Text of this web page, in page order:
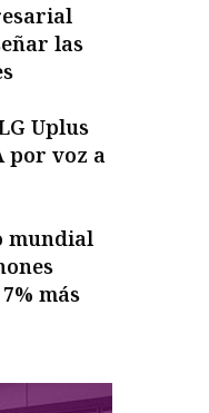
las
Uplus
por voz a
mundial
más